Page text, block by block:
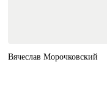
Вячеслав Морочковский